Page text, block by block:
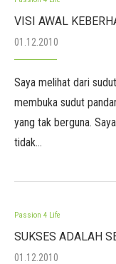
VISI AWAL
01.12.2010
Saya melihat dari
membuka sudut
yang tak berguna.
tidak…
Passion 4 Life
SUKSES ADALAH
01.12.2010